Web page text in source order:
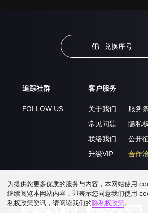
兑换序号
追踪社群
FOLLOW US
客户服务
关于我们
常见问题
联络我们
升级VIP
服务
隐私权
公开
合作
下载 APP
为提供您更多优质的服务与内容，本网站使用
继续阅览本网站内容，即表示您同意我们使用
私权政策资讯，请阅读我们的隐私权政策。